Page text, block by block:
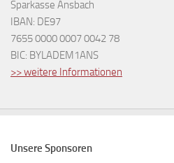
Sparkasse Ansbach
IBAN: DE97
7655 0000 0007 0042 78
BIC: BYLADEM1ANS
>> weitere Informationen
Unsere Sponsoren